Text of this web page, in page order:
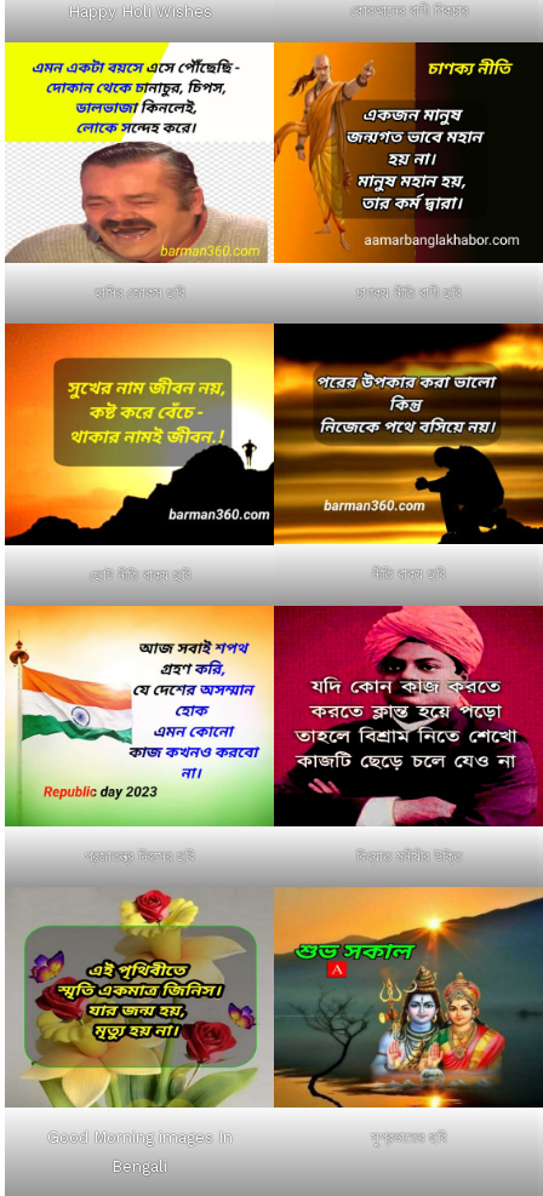
Happy Holi Wishes কোরআনের বাণী পিকচার
হাসির জোকস ছবি চাণক্য নীতি বাণী ছবি
ছোট নীতি বাক্য ছবি নীতি বাক্য ছবি
প্রজাতন্ত্র দিবসের ছবি বিখ্যাত মনীষীর উক্তি
Good Morning images In
Bengali
সুপ্রভাতের ছবি